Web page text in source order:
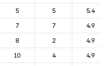
5 5
5.4
7 7
4.9
8 2
4.9
10 4
4.9